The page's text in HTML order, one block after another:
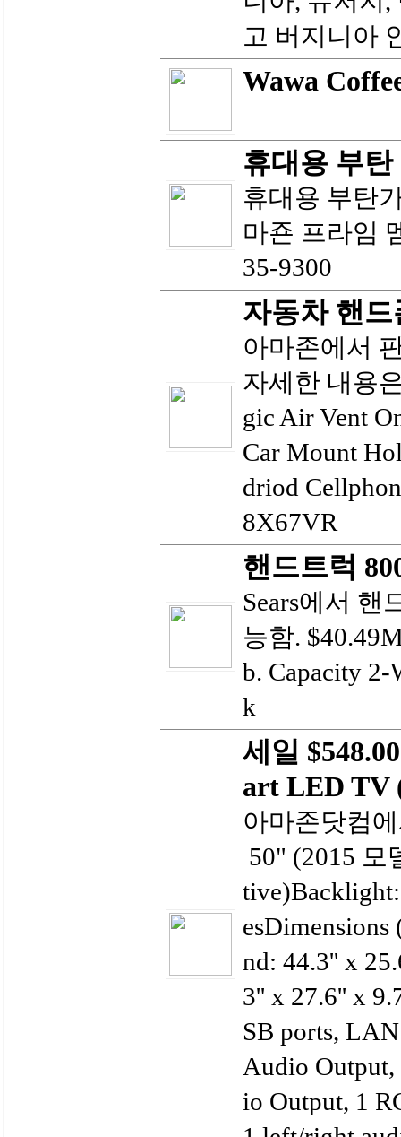
고 버지니아
Wawa
휴대용 부탄
휴대용 부탄
마죤 프라임
35-9300
자동차 핸드
아마존에서
자세한 내용
gic Air Vent
Car Mount
driod
8X67VR
핸드트럭
Sears에서 핸
능함.
b. Capacity 2-
k
세일
art LED TV
아마존닷컴
50" (2015 모
nd: 44.3'' x
3'' x 27.6'' x
SB ports,
Audio Output,
io Output, 1